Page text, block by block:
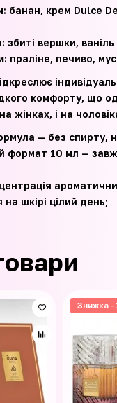
: банан, крем Dulce
: збиті вершки, ваніль
: праліне, печиво,
комфорту, що
жінках, і на
— без спирту,
формат 10 мл —
шкірі цілий день;
Знижка -